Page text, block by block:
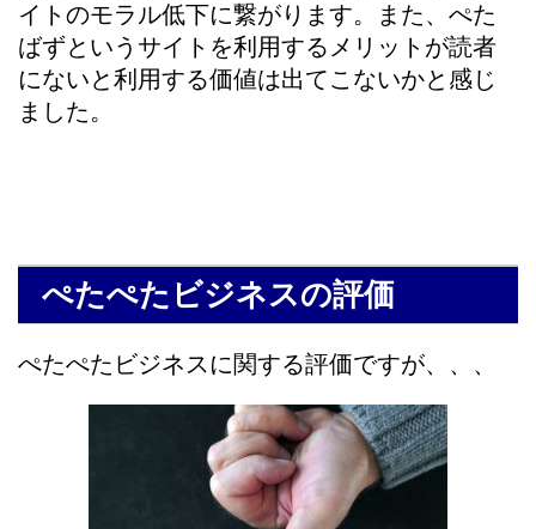
イトのモラル低下に繋がります。また、ぺた
ばずというサイトを利用するメリットが読者
にないと利用する価値は出てこないかと感じ
ました。
ぺたぺたビジネスの評価
ぺたぺたビジネスに関する評価ですが、、、